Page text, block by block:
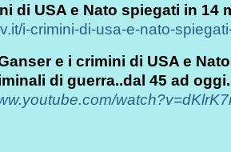
di USA e Nato spiegati in 14
i-crimini-di-usa-e-nato-
e i crimini di USA e
di guerra..dal 45 ad oggi.